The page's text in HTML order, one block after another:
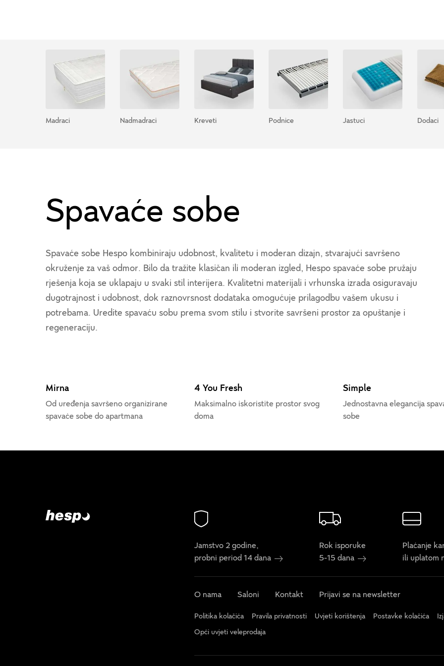
Madraci Nadmadraci Kreveti Podnice Jastuci Dodaci
Spavaće sobe
Spavaće sobe Hespo kombiniraju udobnost, kvalitetu i moderan dizajn, stvarajući savršeno
okruženje za vaš odmor. Bilo da tražite klasičan ili moderan izgled, Hespo spavaće sobe pružaju
rješenja koja se uklapaju u svaki stil interijera. Kvalitetni materijali i vrhunska izrada osiguravaju
dugotrajnost i udobnost, dok raznovrsnost dodataka omogućuje prilagodbu vašem ukusu i
potrebama. Uredite spavaću sobu prema svom stilu i stvorite savršeni prostor za opuštanje i
regeneraciju.
Mirna
Od uređenja savršeno organizirane
spavaće sobe do apartmana
4 You Fresh
Maksimalno iskoristite prostor svog
doma
Simple
Jednostavna elegancija
sobe
Jamstvo 2 godine,
probni period 14 dana
Rok isporuke
5-15 dana
Plaćanje
ili uplatom
O nama Saloni Kontakt Prijavi se na newsletter
Politika kolačića Pravila privatnosti Uvjeti korištenja Postavke kolačića
Opći uvjeti veleprodaja